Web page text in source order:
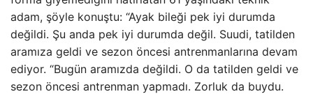
adam, şöyle konuştu: “Ayak bileği pek iyi durumda
değildi. Şu anda pek iyi durumda değil. Suudi, tatilden
aramıza geldi ve sezon öncesi antrenmanlarına devam
ediyor. “Bugün aramızda değildi. O da tatilden geldi ve
sezon öncesi antrenman yapmadı. Zorluk da buydu.